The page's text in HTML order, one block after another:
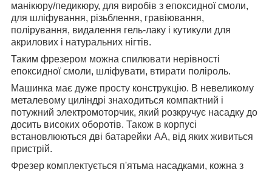
манікюру/педикюру, для виробів з епоксидної смоли,
для шліфування, різьблення, гравіювання,
полірування, видалення гель-лаку і кутикули для
акрилових і натуральних нігтів.
Таким фрезером можна спилювати нерівності
епоксидної смоли, шліфувати, втирати поліроль.
Машинка має дуже просту конструкцію. B невеликому
металевому циліндрі знаходиться компактний і
потужний электромоторчик, який розкручує насадку до
досить високих оборотів. Також в корпусі
встановлюються дві батарейки AA, від яких живиться
пристрій.
Фрезер комплектується п'ятьма насадками, кожна з